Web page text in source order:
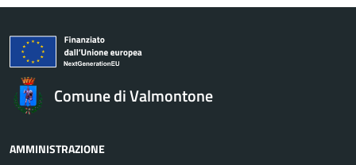
Comune di Valmontone
AMMINISTRAZIONE